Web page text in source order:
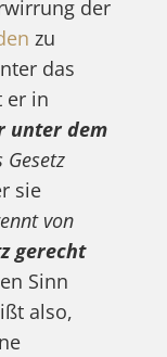
der
zu
das
er in
unter dem
sie
von
gerecht
Sinn
also,